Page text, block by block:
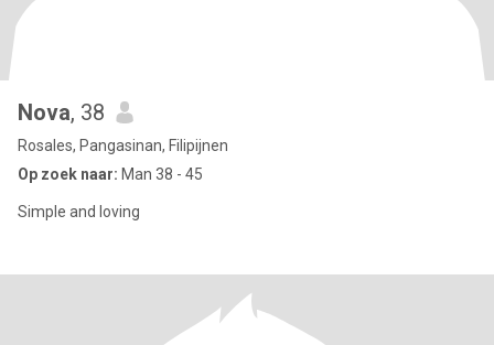
Nova, 38
Rosales, Pangasinan, Filipijnen
Op zoek naar: Man 38 - 45
Simple and loving